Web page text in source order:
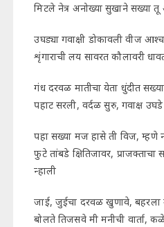
मिटले नेत्र अनोख्या सुखाने सख्या
उघड्या गवाक्षी डोकावली वीज
शृंगाराची लय सावरत कौलावरी
गंध दरवळ मातीचा येता धुंदीत
पहाट सरली, वर्दळ सुरु, गवाक्ष
पहा सख्या मज हासे ती विज, म्हणे
फुटे तांबडे क्षितिजावर,
न्हाली
जाई, जुईचा दरवळ खुणावे,
बोलते तिजसवे मी मनीची वार्ता,